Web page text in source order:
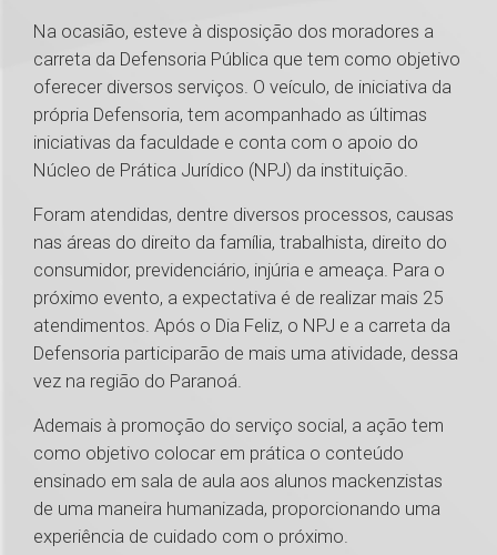
Na ocasião, esteve à disposição dos moradores a
carreta da Defensoria Pública que tem como objetivo
oferecer diversos serviços. O veículo, de iniciativa da
própria Defensoria, tem acompanhado as últimas
iniciativas da faculdade e conta com o apoio do
Núcleo de Prática Jurídico (NPJ) da instituição.
Foram atendidas, dentre diversos processos, causas
nas áreas do direito da família, trabalhista, direito do
consumidor, previdenciário, injúria e ameaça. Para o
próximo evento, a expectativa é de realizar mais 25
atendimentos. Após o Dia Feliz, o NPJ e a carreta da
Defensoria participarão de mais uma atividade, dessa
vez na região do Paranoá.
Ademais à promoção do serviço social, a ação tem
como objetivo colocar em prática o conteúdo
ensinado em sala de aula aos alunos mackenzistas
de uma maneira humanizada, proporcionando uma
experiência de cuidado com o próximo.